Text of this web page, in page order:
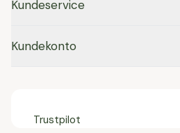
Kundeservice
Kundekonto
Trustpilot